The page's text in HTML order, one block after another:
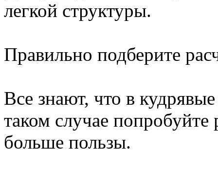
легкой структуры.
Правильно подберите
Все знают, что в
таком случае
больше пользы.